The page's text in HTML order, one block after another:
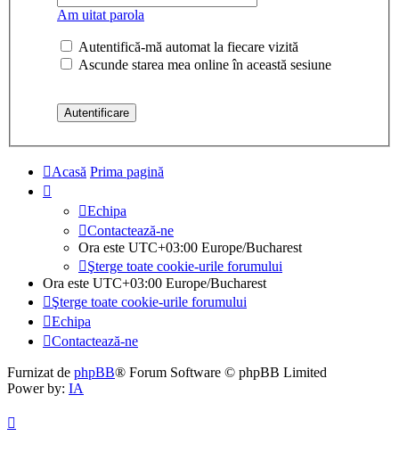
Am uitat parola
Autentifică-mă automat la fiecare vizită
Ascunde starea mea online în această sesiune
Acasă Prima pagină
Echipa
Contactează-ne
Ora este UTC+03:00 Europe/Bucharest
Şterge toate cookie-urile forumului
Ora este UTC+03:00 Europe/Bucharest
Şterge toate cookie-urile forumului
Echipa
Contactează-ne
Furnizat de phpBB® Forum Software © phpBB Limited
Power by: IA